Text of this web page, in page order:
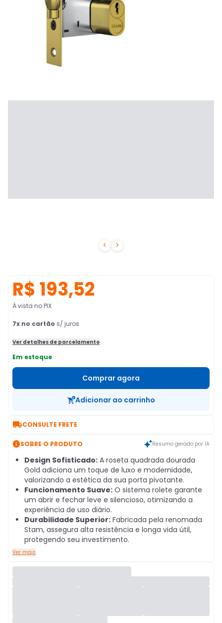
 
R$ 193,52
À vista no PIX
7x no cartão s/ juros
Ver detalhes de parcelamento
Em estoque
Comprar agora
Adicionar ao carrinho
CONSULTE FRETE
SOBRE O PRODUTO Resumo gerado por IA
Design Sofisticado: A roseta quadrada dourada
Gold adiciona um toque de luxo e modernidade,
valorizando a estética da sua porta pivotante.
Funcionamento Suave: O sistema rolete garante
um abrir e fechar leve e silencioso, otimizando a
experiência de uso diário.
Durabilidade Superior: Fabricada pela renomada
Stam, assegura alta resistência e longa vida útil,
protegendo seu investimento.
Ver mais